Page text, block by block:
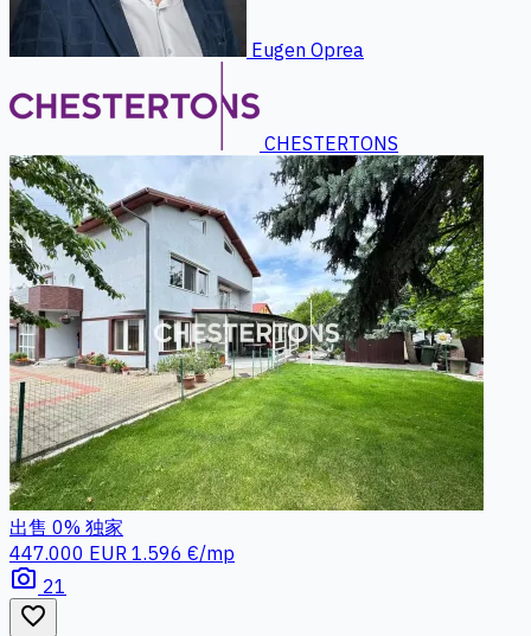
Eugen Oprea
CHESTERTONS
出售 0% 独家
447.000 EUR 1.596 €/mp
photo_camera 21
favorite_border